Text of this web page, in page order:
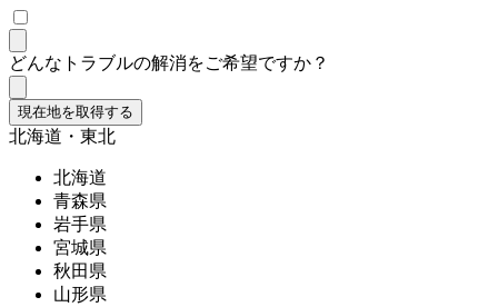
どんなトラブルの解消をご希望ですか？
現在地を取得する
北海道・東北
北海道
青森県
岩手県
宮城県
秋田県
山形県